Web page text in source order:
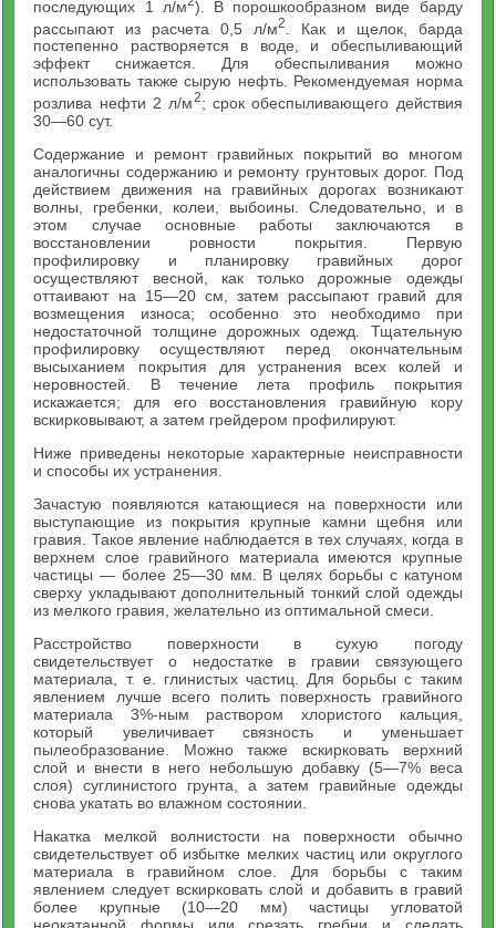
последующих 1 л/м ). В порошкообразном виде барду
рассыпают из расчета 0,5 л/м2
. Как и щелок, барда
постепенно растворяется в воде, и обеспыливающий
эффект снижается. Для обеспыливания можно
использовать также сырую нефть. Рекомендуемая норма
розлива нефти 2 л/м2; срок обеспыливающего действия
30—60 сут.
Содержание и ремонт гравийных покрытий во многом
аналогичны содержанию и ремонту грунтовых дорог. Под
действием движения на гравийных дорогах возникают
волны, гребенки, колеи, выбоины. Следовательно, и в
этом случае основные работы заключаются в
восстановлении ровности покрытия. Первую
профилировку и планировку гравийных дорог
осуществляют весной, как только дорожные одежды
оттаивают на 15—20 см, затем рассыпают гравий для
возмещения износа; особенно это необходимо при
недостаточной толщине дорожных одежд. Тщательную
профилировку осуществляют перед окончательным
высыханием покрытия для устранения всех колей и
неровностей. В течение лета профиль покрытия
искажается; для его восстановления гравийную кору
вскирковывают, а затем грейдером профилируют.
Ниже приведены некоторые характерные неисправности
и способы их устранения.
Зачастую появляются катающиеся на поверхности или
выступающие из покрытия крупные камни щебня или
гравия. Такое явление наблюдается в тех случаях, когда в
верхнем слое гравийного материала имеются крупные
частицы — более 25—30 мм. В целях борьбы с катуном
сверху укладывают дополнительный тонкий слой одежды
из мелкого гравия, желательно из оптимальной смеси.
Расстройство поверхности в сухую погоду
свидетельствует о недостатке в гравии связующего
материала, т. е. глинистых частиц. Для борьбы с таким
явлением лучше всего полить поверхность гравийного
материала 3%-ным раствором хлористого кальция,
который увеличивает связность и уменьшает
пылеобразование. Можно также вскирковать верхний
слой и внести в него небольшую добавку (5—7% веса
слоя) суглинистого грунта, а затем гравийные одежды
снова укатать во влажном состоянии.
Накатка мелкой волнистости на поверхности обычно
свидетельствует об избытке мелких частиц или округлого
материала в гравийном слое. Для борьбы с таким
явлением следует вскирковать слой и добавить в гравий
более крупные (10—20 мм) частицы угловатой